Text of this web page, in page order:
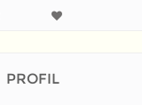
PROFIL